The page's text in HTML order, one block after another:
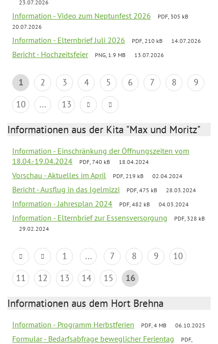
23.07.2026
Information - Video zum Neptunfest 2026
PDF, 305 kB
20.07.2026
Information - Elternbrief Juli 2026 PDF, 210 kB 14.07.2026
Bericht - Hochzeitsfeier PNG, 1.9 MB 13.07.2026
1 2 3 4 5 6 7 8
9
10
... 13
Informationen aus der Kita "Max und Moritz"
Information - Einschränkung der Öffnungszeiten vom
18.04.-19.04.2024
PDF, 740 kB 18.04.2024
Vorschau - Aktuelles im April PDF, 219 kB 02.04.2024
Bericht - Ausflug in das Igelmizzi PDF, 475 kB 28.03.2024
Information - Jahresplan 2024 PDF, 482 kB 04.03.2024
Information - Elternbrief zur Essensversorgung
PDF, 328 kB
29.02.2024
1 ... 7 8 9
10
11
12 13 14 15 16
Informationen aus dem Hort Brehna
Information - Programm Herbstferien PDF, 4 MB 06.10.2025
Formular - Bedarfsabfrage beweglicher Ferientag
PDF,